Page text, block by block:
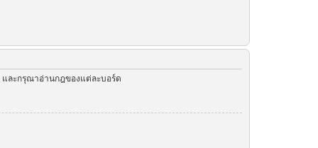
และกรุณาอ่านกฎของแต่ละบอร์ด